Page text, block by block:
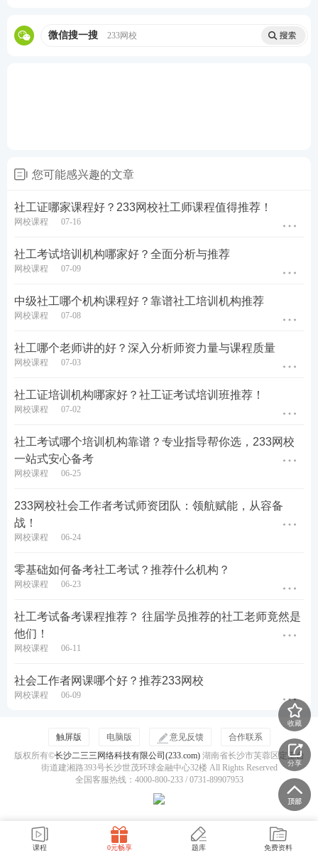
三、题库资源丰富，刷题无忧
和优化，确保考生能够接触到最新的考试信息和题
型。
种特色功能和服务。如章节练习、模拟试题、历年真
等试题在线做功能，让考生可以随时随
地进行刷题练习。每道题均配有专业的答案解析和解
题思路，帮助考生真正学透试题中包含的考点。此
外，题库还提供了错题重做、做题报告、模考大赛、
答题闯关、考点打卡
等特色功能和服务，让考生能够
微信搜一搜 233网校
您可能感兴趣的文章
社工证哪家课程好？233网校社工师课程值得推荐！
网校课程 07-16
社工考试培训机构哪家好？全面分析与推荐
网校课程 07-09
中级社工哪个机构课程好？靠谱社工培训机构推荐
网校课程 07-08
社工哪个老师讲的好？深入分析师资力量与课程质量
网校课程 07-03
社工证培训机构哪家好？社工证考试培训班推荐！
网校课程 07-02
社工考试哪个培训机构靠谱？专业指导帮你选，233网校
一站式安心备考
网校课程 06-25
233网校社会工作者考试师资团队：领航赋能，从容备
战！
网校课程 06-24
零基础如何备考社工考试？推荐什么机构？
网校课程 06-23
社工考试备考课程推荐？ 往届学员推荐的社工老师竟然是
他们！
网校课程 06-11
社会工作者网课哪个好？推荐233网校
网校课程 06-09
收藏
分享
触屏版 电脑版 意见反馈
合作联系
版权所有©长沙二三三网络科技有限公司(233.com)湖南省长沙市芙蓉区定王台
街道建湘路393号长沙世茂环球金融中心32楼 All Rights Reserved
全国客服热线：4000-800-233 / 0731-89907953
课程 0元畅享 题库 免费资料